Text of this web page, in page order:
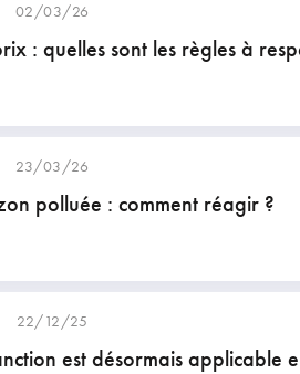
02/03/26
: quelles sont les règles à
23/03/26
polluée : comment réagir ?
22/12/25
est désormais applicable